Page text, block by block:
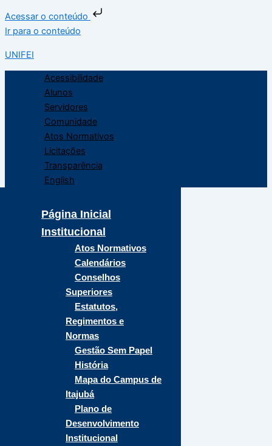
Acessar o conteúdo
Ir para o conteúdo
UNIFEI
Acessibilidade
Alunos
Servidores
Comunidade
Atos Normativos
Licitações
Transparência
English
Página Inicial
Institucional
Atos Normativos
Calendários
Conselhos
Superiores
Estatutos,
Regimentos e
Normas
Gestão Sem Papel
História
Mapa do Campus de
Itajubá
Plano de
Desenvolvimento
Institucional